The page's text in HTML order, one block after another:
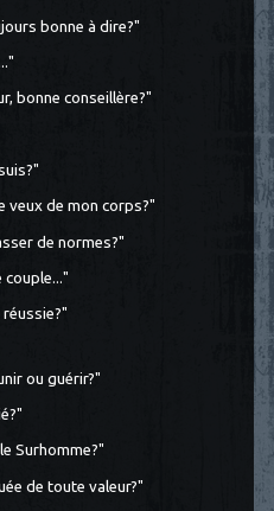
bonne à dire?"
bonne conseillère?"
veux de mon corps?"
de normes?"
couple..."
ou guérir?"
Surhomme?"
de toute valeur?"